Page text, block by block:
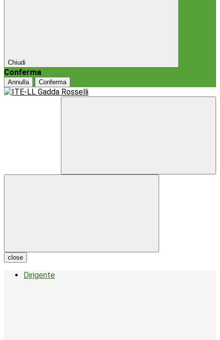
Chiudi
Conferma
Annulla Conferma
close
Dirigente